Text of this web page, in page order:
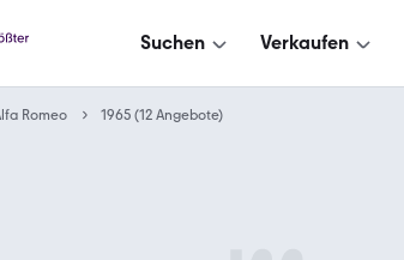
Suchen Verkaufen
Romeo 1965 (12 Angebote)